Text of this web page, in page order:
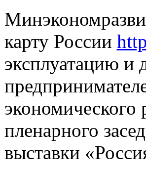
карту России
эксплуатацию и
пленарного
выставки